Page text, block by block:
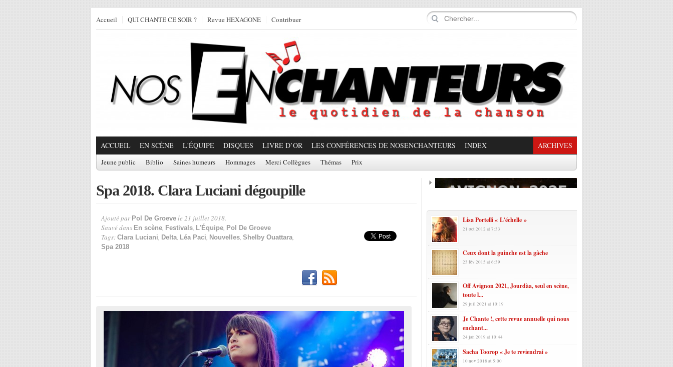
Accueil QUI CHANTE CE SOIR ? Revue HEXAGONE Contribuer
ACCUEIL EN SCÈNE L'ÉQUIPE DISQUES LIVRE D’OR LES CONFÉRENCES DE NOSENCHANTEURS INDEX ARCHIVES
Jeune public Biblio Saines humeurs Hommages Merci Collègues Thémas Prix
Spa 2018. Clara Luciani dégoupille
Ajouté par Pol De Groeve le 21 juillet 2018.
Sauvé dans En scène, Festivals, L'Équipe, Pol De Groeve
Tags: Clara Luciani, Delta, Léa Paci, Nouvelles, Shelby Ouattara,
Spa 2018
Lisa Portelli « L’échelle »
21 oct 2012 at 7:33
Ceux dont la guinche est la gâche
23 fév 2015 at 6:39
Off Avignon 2021, Jourdàa, seul en scène,
toute l...
29 juil 2021 at 10:19
Je Chante !, cette revue annuelle qui nous
enchant...
24 jan 2019 at 10:44
Sacha Toorop « Je te reviendrai »
10 nov 2018 at 5:00